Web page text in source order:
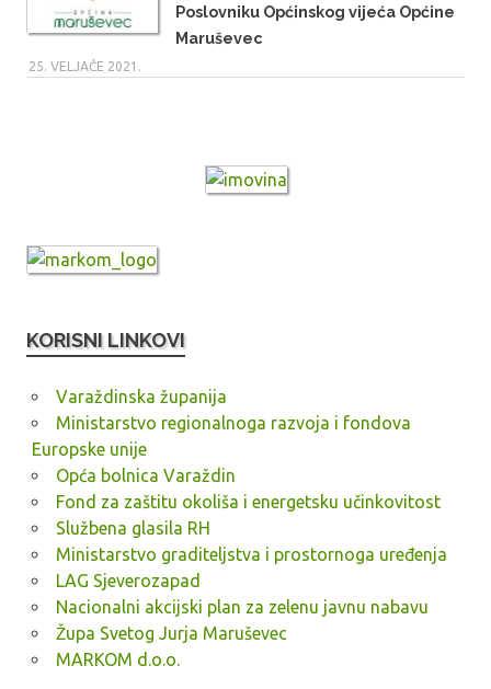
Poslovniku Općinskog vijeća Općine
Maruševec
25. VELJAČE 2021.
KORISNI LINKOVI
Varaždinska županija
Ministarstvo regionalnoga razvoja i fondova
Europske unije
Opća bolnica Varaždin
Fond za zaštitu okoliša i energetsku učinkovitost
Službena glasila RH
Ministarstvo graditeljstva i prostornoga uređenja
LAG Sjeverozapad
Nacionalni akcijski plan za zelenu javnu nabavu
Župa Svetog Jurja Maruševec
MARKOM d.o.o.